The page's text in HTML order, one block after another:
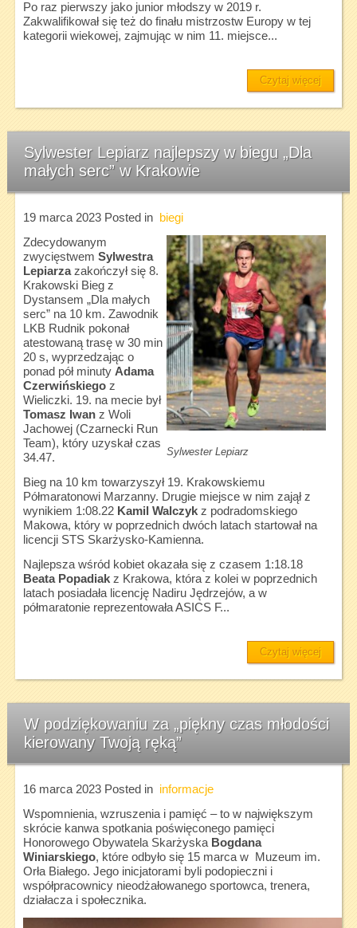
Po raz pierwszy jako junior młodszy w 2019 r.
Zakwalifikował się też do finału mistrzostw Europy w tej
kategorii wiekowej, zajmując w nim 11. miejsce...
Czytaj więcej
Sylwester Lepiarz najlepszy w biegu „Dla
małych serc” w Krakowie
19 marca 2023Posted in biegi
Sylwester Lepiarz
Zdecydowanym
zwycięstwem Sylwestra
Lepiarzazakończył się 8.
Krakowski Bieg z
Dystansem „Dla małych
serc” na 10 km. Zawodnik
LKB Rudnik pokonał
atestowaną trasę w 30 min
20 s, wyprzedzając o
ponad pół minuty Adama
Czerwińskiegoz
Wieliczki. 19. na mecie był
Tomasz Iwanz Woli
Jachowej (Czarnecki Run
Team), który uzyskał czas
34.47.
Bieg na 10 km towarzyszył 19. Krakowskiemu
Półmaratonowi Marzanny. Drugie miejsce w nim zajął z
wynikiem 1:08.22 Kamil Walczykz podradomskiego
Makowa, który w poprzednich dwóch latach startował na
licencji STS Skarżysko-Kamienna.
Najlepsza wśród kobiet okazała się z czasem 1:18.18
Beata Popadiakz Krakowa, która z kolei w poprzednich
latach posiadała licencję Nadiru Jędrzejów, a w
półmaratonie reprezentowała ASICS F...
Czytaj więcej
W podziękowaniu za „piękny czas młodości
kierowany Twoją ręką”
16 marca 2023Posted in informacje
Wspomnienia, wzruszenia i pamięć – to w największym
skrócie kanwa spotkania poświęconego pamięci
Honorowego Obywatela Skarżyska Bogdana
Winiarskiego, które odbyło się 15 marca w Muzeum im.
Orła Białego. Jego inicjatorami byli podopieczni i
współpracownicy nieodżałowanego sportowca, trenera,
działacza i społecznika.